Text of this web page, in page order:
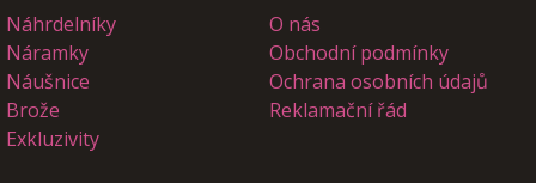
Náhrdelníky
Náramky
Náušnice
Brože
Exkluzivity
O nás
Obchodní podmínky
Ochrana osobních údajů
Reklamační řád